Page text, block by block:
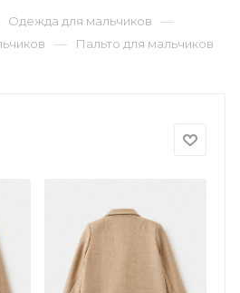
Одежда для мальчиков —
— Пальто для мальчиков